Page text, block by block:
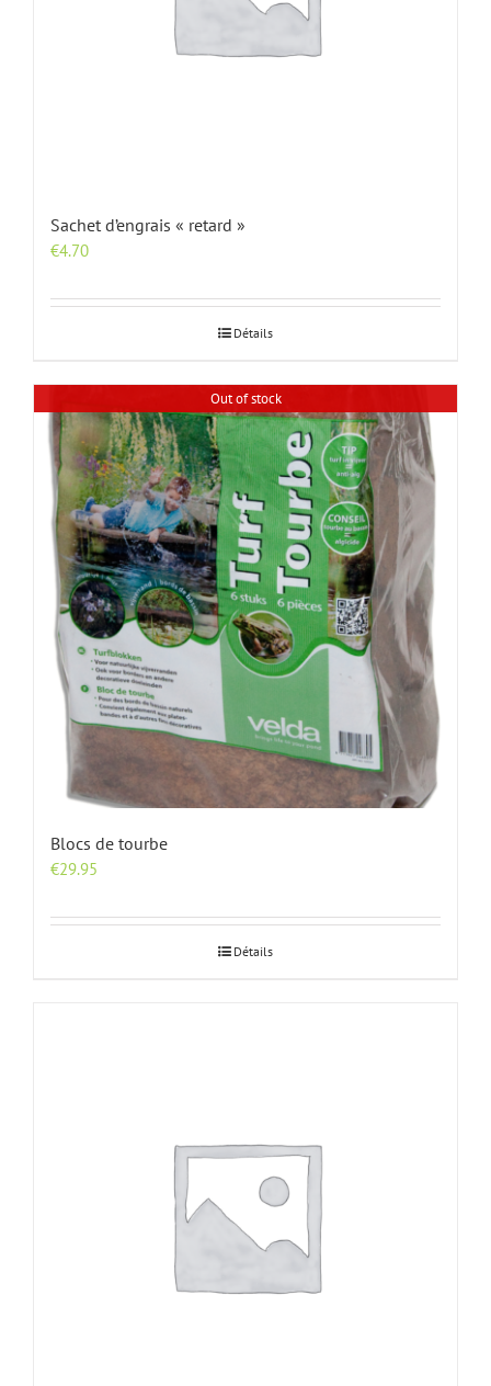
Sachet d’engrais « retard »
€4.70
Détails
Out of stock
Blocs de tourbe
€29.95
Détails